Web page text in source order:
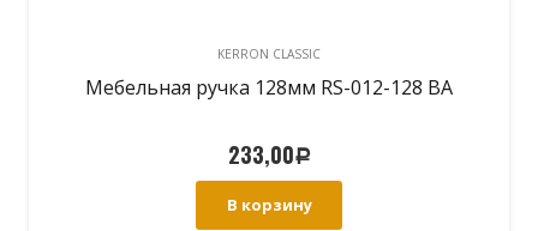
KERRON CLASSIC
Мебельная ручка 128мм RS-012-128 BA
233,00Р
В корзину